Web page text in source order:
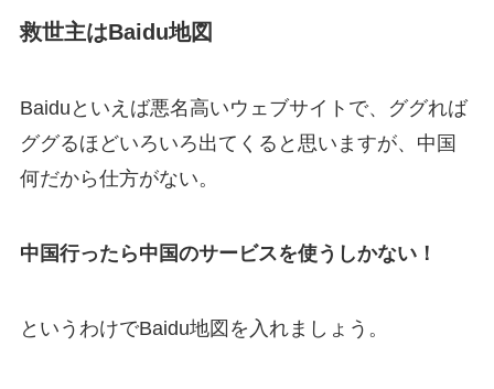
救世主はBaidu地図
Baiduといえば悪名高いウェブサイトで、ググれば
ググるほどいろいろ出てくると思いますが、中国
何だから仕方がない。
中国行ったら中国のサービスを使うしかない！
というわけでBaidu地図を入れましょう。